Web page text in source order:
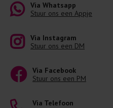
Via Whatsapp
Stuur ons een Appje
Via Instagram
Stuur ons een DM
Via Facebook
Stuur ons een PM
Via Telefoon